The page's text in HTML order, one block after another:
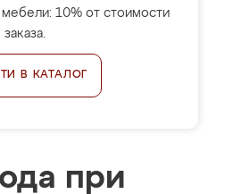
10% от стоимости
заказа.
В КАТАЛОГ
при